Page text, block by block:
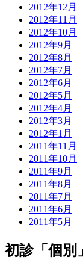
2012年12月
2012年11月
2012年10月
2012年9月
2012年8月
2012年7月
2012年6月
2012年5月
2012年4月
2012年3月
2012年1月
2011年11月
2011年10月
2011年9月
2011年8月
2011年7月
2011年6月
2011年5月
初診「個別